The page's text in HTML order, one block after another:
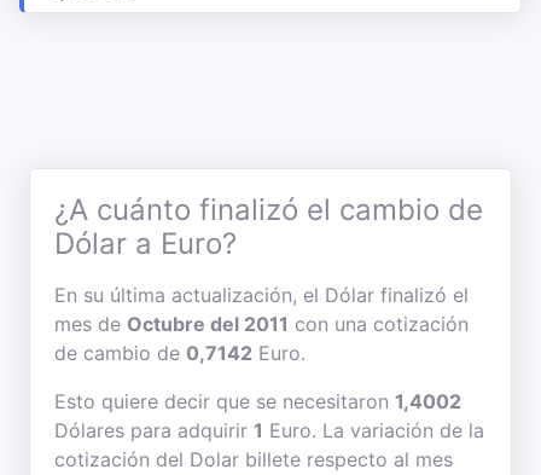
¿A cuánto finalizó el cambio de
Dólar a Euro?
En su última actualización, el Dólar finalizó el
mes de Octubre del 2011 con una cotización
de cambio de 0,7142 Euro.
Esto quiere decir que se necesitaron 1,4002
Dólares para adquirir 1 Euro. La variación de la
cotización del Dolar billete respecto al mes